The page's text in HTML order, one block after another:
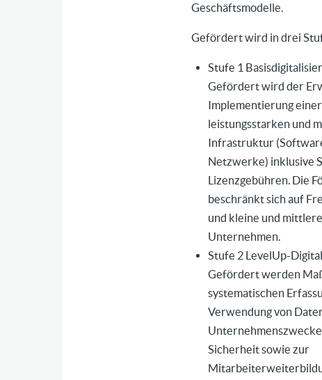
Geschäftsmodelle.
Gefördert wird in drei
Stufe 1
Gefördert wird der
Implementierung einer
leistungsstarken und
Infrastruktur
Netzwerke) inklusive
Lizenzgebühren. Die
beschränkt sich auf
und kleine und mittlere
Unternehmen.
Stufe 2 LevelUp-
Gefördert werden
systematischen
Verwendung von
Sicherheit sowie zur